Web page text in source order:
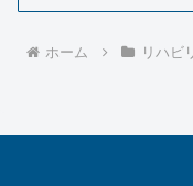
ホーム リハビ